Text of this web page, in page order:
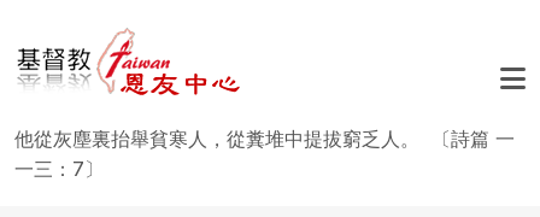
他從灰塵裏抬舉貧寒人，從糞堆中提拔窮乏人。 〔詩篇 一
一三：7〕